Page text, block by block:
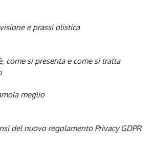
e prassi olistica
come si presenta e come si tratta
meglio
del nuovo regolamento Privacy GDPR